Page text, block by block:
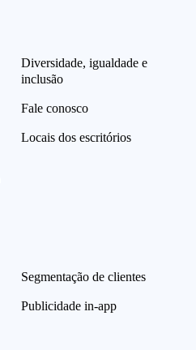
Diversidade, igualdade e
inclusão
Fale conosco
Locais dos escritórios
Segmentação de clientes
Publicidade in-app